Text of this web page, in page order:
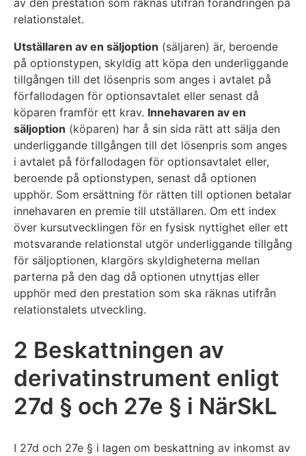
relationstalet.
Utställaren av en säljoption (säljaren) är, beroende
på optionstypen, skyldig att köpa den underliggande
tillgången till det lösenpris som anges i avtalet på
förfallodagen för optionsavtalet eller senast då
köparen framför ett krav. Innehavaren av en
säljoption (köparen) har å sin sida rätt att sälja den
underliggande tillgången till det lösenpris som anges
i avtalet på förfallodagen för optionsavtalet eller,
beroende på optionstypen, senast då optionen
upphör. Som ersättning för rätten till optionen betalar
innehavaren en premie till utställaren. Om ett index
över kursutvecklingen för en fysisk nyttighet eller ett
motsvarande relationstal utgör underliggande tillgång
för säljoptionen, klargörs skyldigheterna mellan
parterna på den dag då optionen utnyttjas eller
upphör med den prestation som ska räknas utifrån
relationstalets utveckling.
2 Beskattningen av
derivatinstrument enligt
27d § och 27e § i NärSkL
I 27d och 27e § i lagen om beskattning av inkomst av